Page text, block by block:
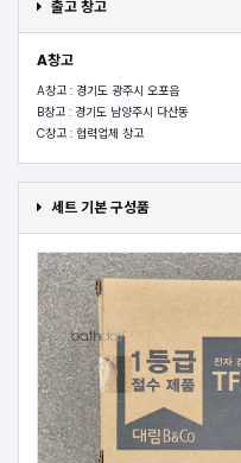
출고 창고
A창고
A창고 : 경기도 광주시 오포읍
B창고 : 경기도 남양주시 다산동
C창고 : 협력업체 창고
세트 기본 구성품